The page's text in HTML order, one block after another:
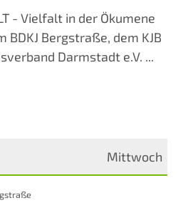
- Vielfalt in der Ökumene
BDKJ Bergstraße, dem KJB
Darmstadt e.V. ...
Mittwoch